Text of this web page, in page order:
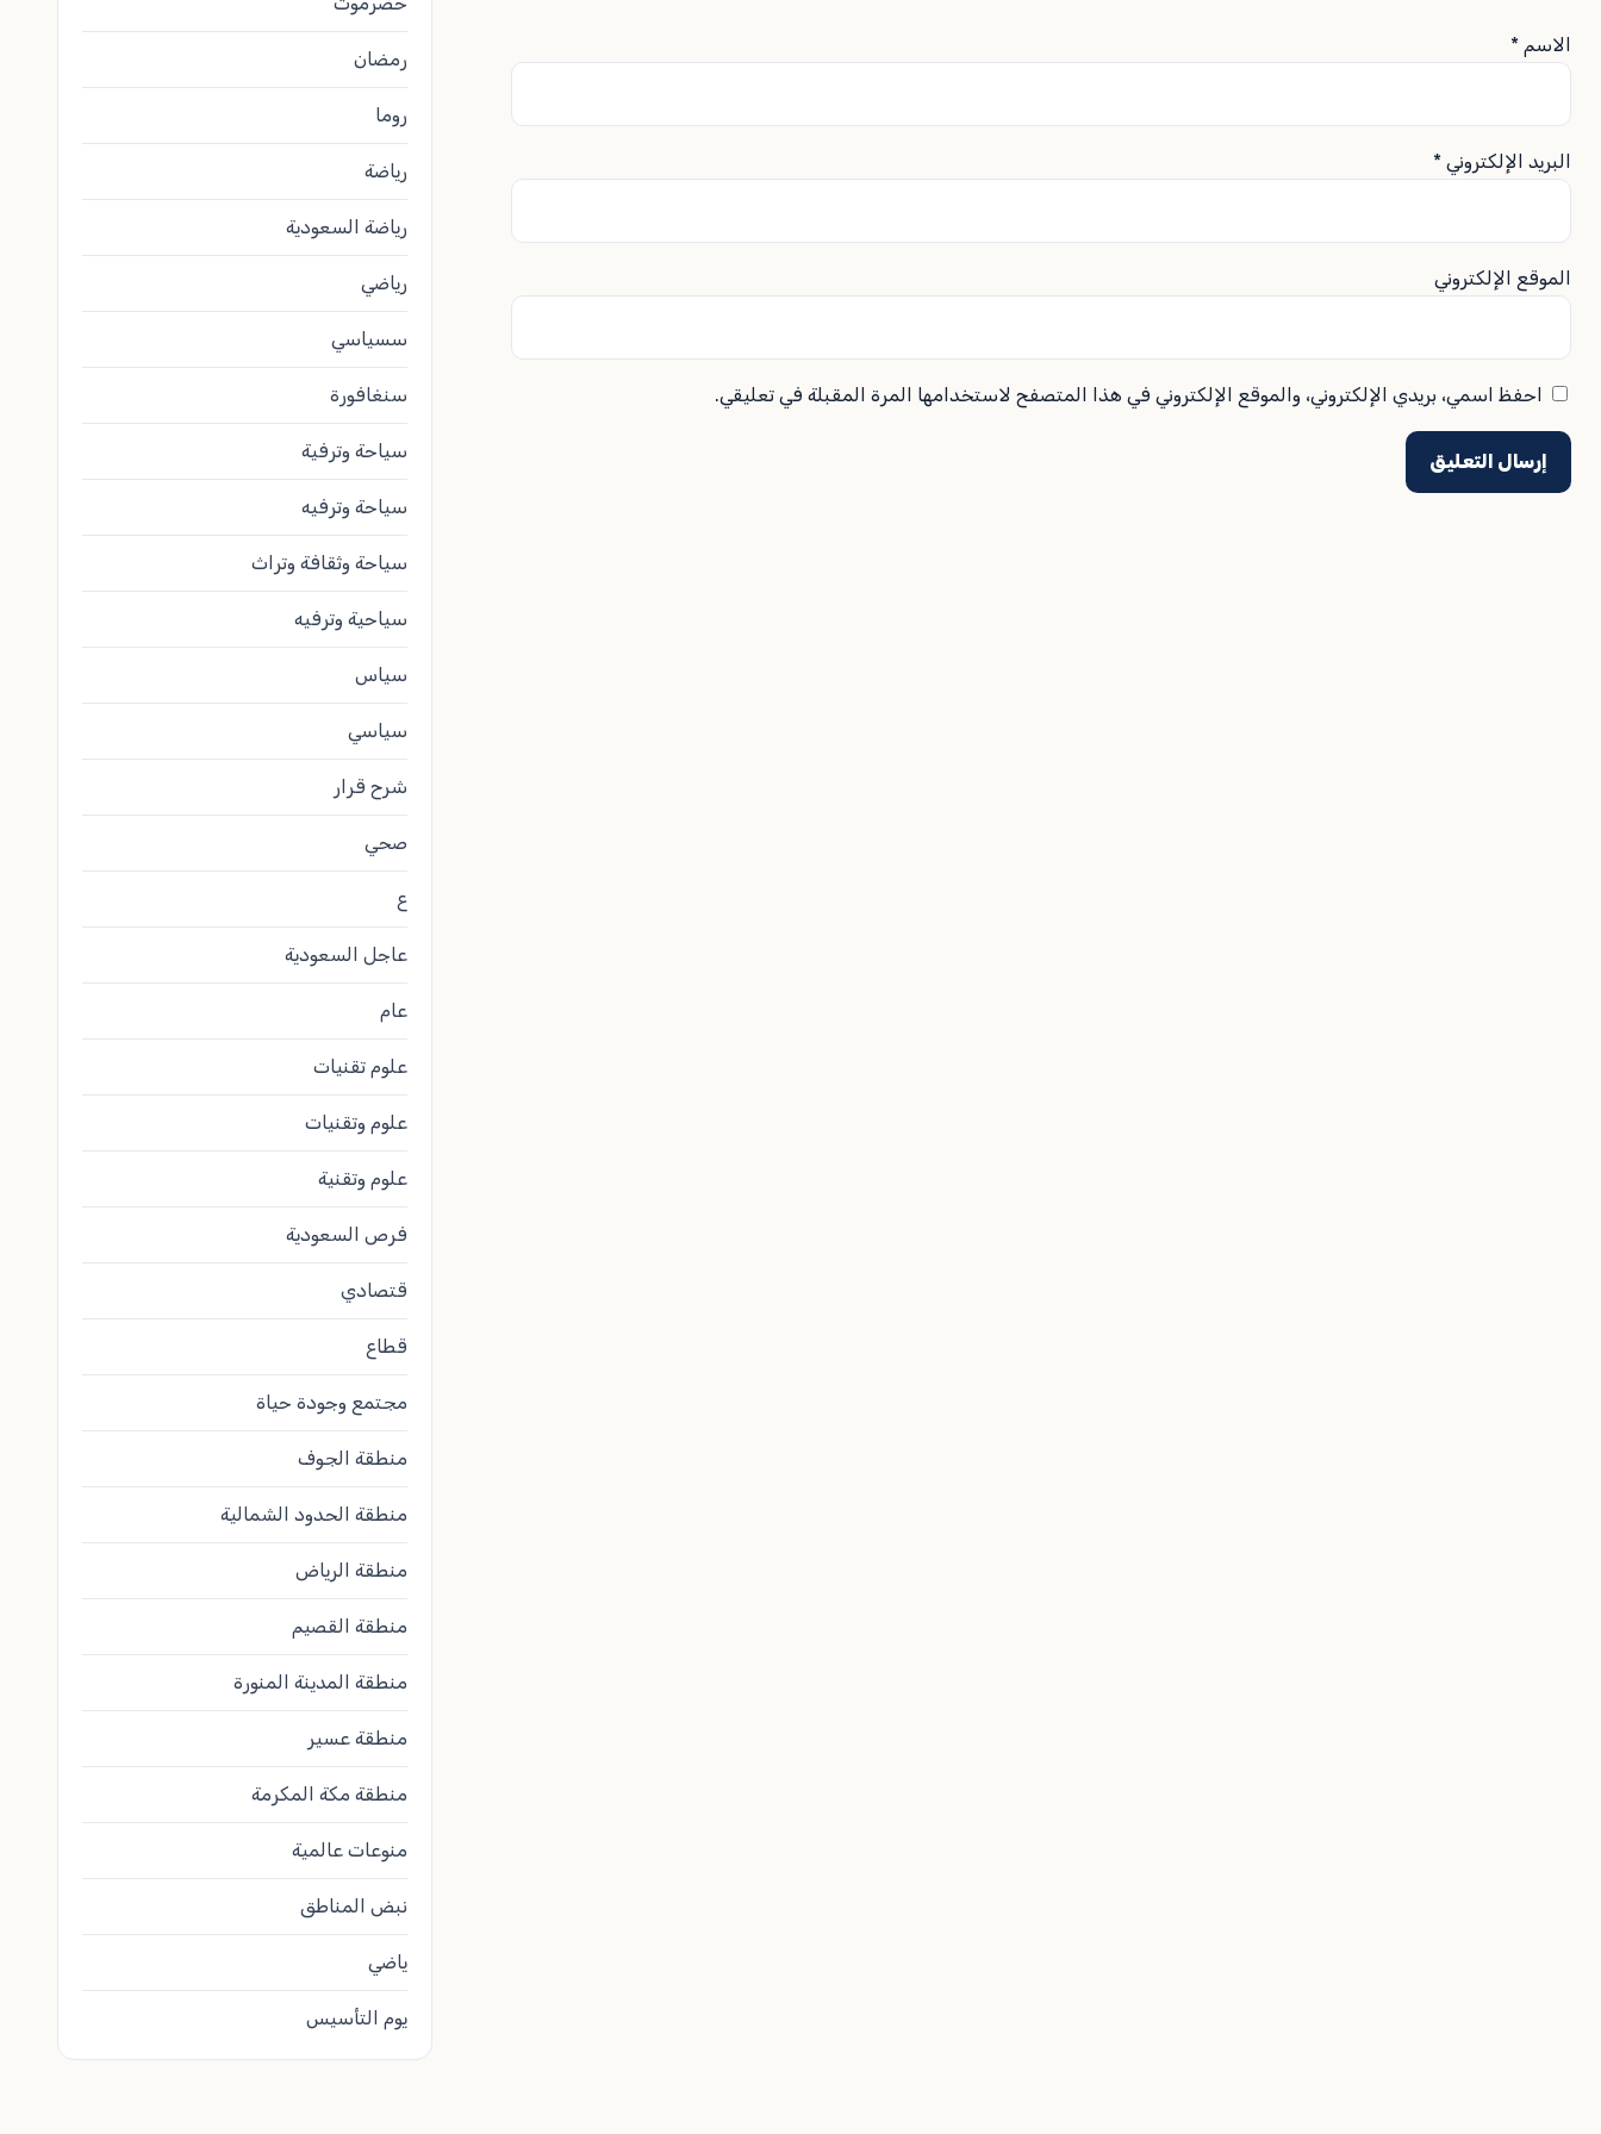
الاسم*
البريد الإلكتروني*
الموقع الإلكتروني
احفظ اسمي، بريدي الإلكتروني، والموقع الإلكتروني في هذا المتصفح لاستخدامها المرة المقبلة في تعليقي.
رمضان
روما
رياضة
رياضة السعودية
رياضي
سسياسي
سنغافورة
سياحة وترفية
سياحة وترفيه
سياحة وثقافة وتراث
سياحية وترفيه
سياس
سياسي
شرح قرار
صحي
ع
عاجل السعودية
عام
علوم تقنيات
علوم وتقنيات
علوم وتقنية
فرص السعودية
قتصادي
قطاع
مجتمع وجودة حياة
منطقة الجوف
منطقة الحدود الشمالية
منطقة الرياض
منطقة القصيم
منطقة المدينة المنورة
منطقة عسير
منطقة مكة المكرمة
منوعات عالمية
نبض المناطق
ياضي
يوم التأسيس